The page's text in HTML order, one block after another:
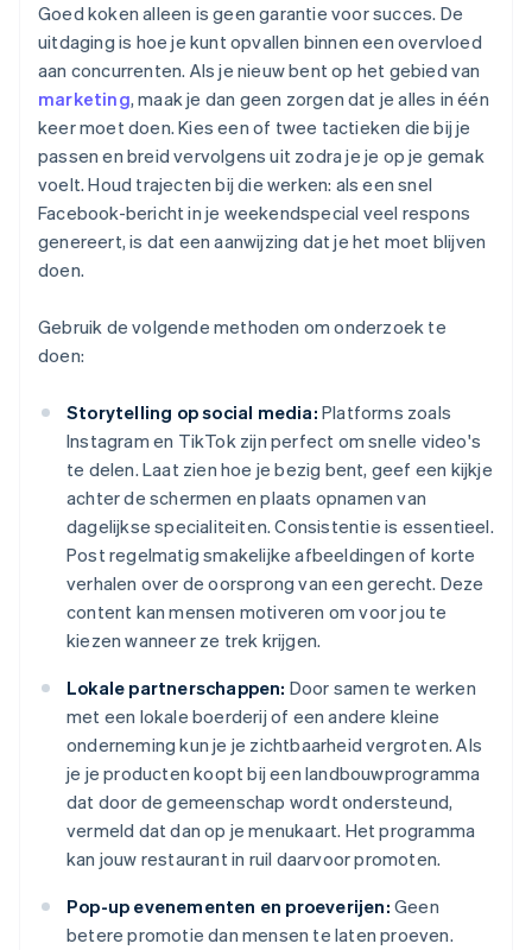
Goed koken alleen is geen garantie voor succes. De
uitdaging is hoe je kunt opvallen binnen een overvloed
aan concurrenten. Als je nieuw bent op het gebied van
marketing, maak je dan geen zorgen dat je alles in één
keer moet doen. Kies een of twee tactieken die bij je
passen en breid vervolgens uit zodra je je op je gemak
voelt. Houd trajecten bij die werken: als een snel
Facebook-bericht in je weekendspecial veel respons
genereert, is dat een aanwijzing dat je het moet blijven
doen.
Gebruik de volgende methoden om onderzoek te
doen:
Storytelling op social media: Platforms zoals
Instagram en TikTok zijn perfect om snelle video's
te delen. Laat zien hoe je bezig bent, geef een kijkje
achter de schermen en plaats opnamen van
dagelijkse specialiteiten. Consistentie is essentieel.
Post regelmatig smakelijke afbeeldingen of korte
verhalen over de oorsprong van een gerecht. Deze
content kan mensen motiveren om voor jou te
kiezen wanneer ze trek krijgen.
Lokale partnerschappen: Door samen te werken
met een lokale boerderij of een andere kleine
onderneming kun je je zichtbaarheid vergroten. Als
je je producten koopt bij een landbouwprogramma
dat door de gemeenschap wordt ondersteund,
vermeld dat dan op je menukaart. Het programma
kan jouw restaurant in ruil daarvoor promoten.
Pop-up evenementen en proeverijen: Geen
betere promotie dan mensen te laten proeven.